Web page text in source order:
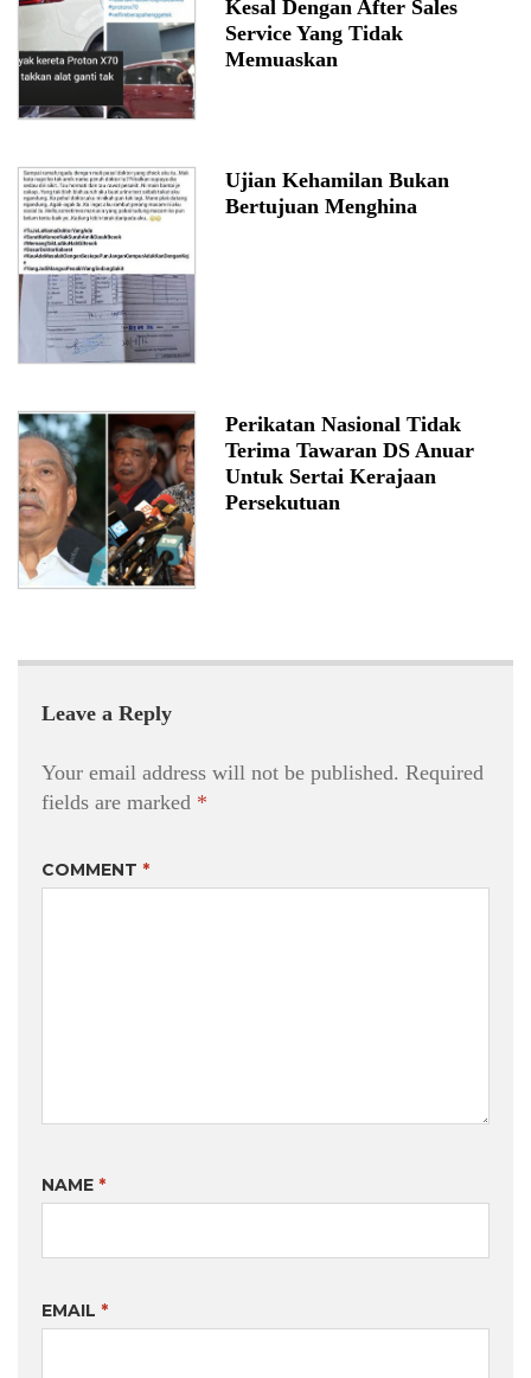
Kesal Dengan After Sales
Service Yang Tidak
Memuaskan
Ujian Kehamilan Bukan
Bertujuan Menghina
Perikatan Nasional Tidak
Terima Tawaran DS Anuar
Untuk Sertai Kerajaan
Persekutuan
Leave a Reply
Your email address will not be published. Required
fields are marked *
COMMENT *
NAME *
EMAIL *